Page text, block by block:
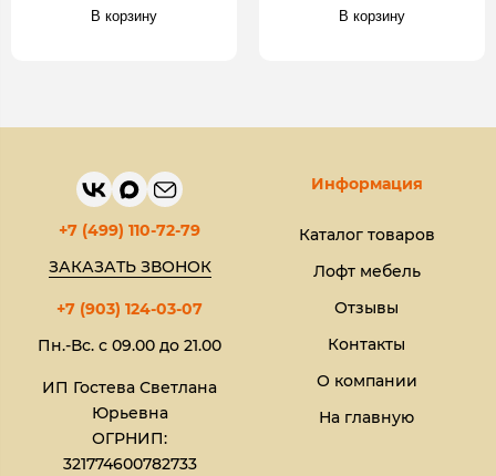
В корзину В корзину
+7 (499) 110-72-79
ЗАКАЗАТЬ ЗВОНОК
+7 (903) 124-03-07
Пн.-Вс. с 09.00 до 21.00
ИП Гостева Светлана
Юрьевна​
ОГРНИП:
321774600782733
Информация
Каталог товаров
Лофт мебель
Отзывы
Контакты
О компании
На главную